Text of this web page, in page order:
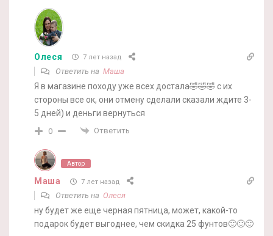
Олеся 7 лет назад
Ответить на Маша
Я в магазине походу уже всех достала🤣🤣🤣 с их
стороны все ок, они отмену сделали сказали ждите 3-
5 дней) и деньги вернуться
0 Ответить
Автор
Маша 7 лет назад
Ответить на Олеся
ну будет же еще черная пятница, может, какой-то
подарок будет выгоднее, чем скидка 25 фунтов🙂🙂🙂